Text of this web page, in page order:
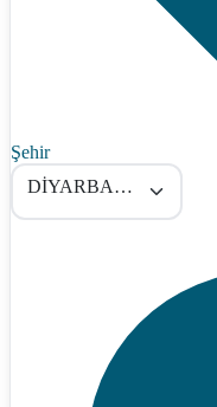
Şehir
DİYARBAKIR